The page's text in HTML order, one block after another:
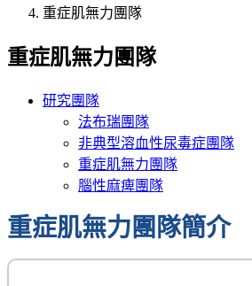
重症肌無力團隊
重症肌無力團隊
研究團隊
法布瑞團隊
非典型溶血性尿毒症團隊
重症肌無力團隊
腦性麻痺團隊
重症肌無力團隊簡介